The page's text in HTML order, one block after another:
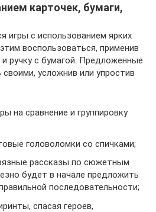
карточек, бумаги,
игры с использованием ярких
воспользоваться, применив
ручку с бумагой. Предложенные
усложнив или упростив
на сравнение и группировку
головоломки со спичками;
рассказы по сюжетным
будет в начале предложить
последовательности;
спасая героев,